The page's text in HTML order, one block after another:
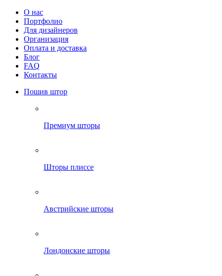
О нас
Портфолио
Для дизайнеров
Организация
Оплата и доставка
Блог
FAQ
Контакты
Пошив штор
Премиум шторы
Шторы плиссе
Австрийские шторы
Лондонские шторы